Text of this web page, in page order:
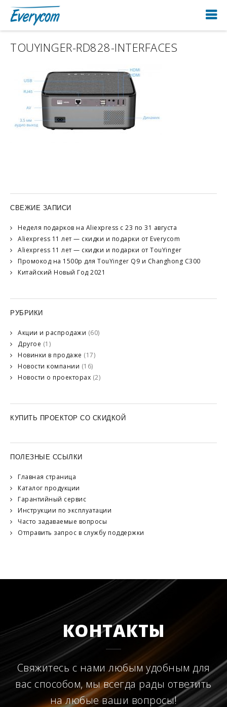
TOUYINGER-RD828-INTERFACES
СВЕЖИЕ ЗАПИСИ
Неделя подарков на Aliexpress с 23 по 31 августа
Aliexpress 11 лет — скидки и подарки от Everycom
Aliexpress 11 лет — скидки и подарки от TouYinger
Промокод на 1500р для TouYinger Q9 и Changhong C300
Китайский Новый Год 2021
РУБРИКИ
Акции и распродажи (60)
Другое (1)
Новинки в продаже (17)
Новости компании (16)
Новости о проекторах (2)
КУПИТЬ ПРОЕКТОР СО СКИДКОЙ
ПОЛЕЗНЫЕ ССЫЛКИ
Главная страница
Каталог продукции
Гарантийный сервис
Инструкции по эксплуатации
Часто задаваемые вопросы
Отправить запрос в службу поддержки
КОНТАКТЫ
Свяжитесь с нами любым удобным для
вас способом, мы всегда рады ответить
на любые ваши вопросы!